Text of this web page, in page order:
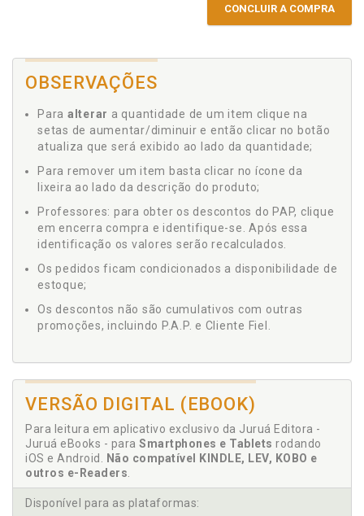
CONCLUIR A COMPRA
OBSERVAÇÕES
Para alterar a quantidade de um item clique na
setas de aumentar/diminuir e então clicar no botão
atualiza que será exibido ao lado da quantidade;
Para remover um item basta clicar no ícone da
lixeira ao lado da descrição do produto;
Professores: para obter os descontos do PAP, clique
em encerra compra e identifique-se. Após essa
identificação os valores serão recalculados.
Os pedidos ficam condicionados a disponibilidade de
estoque;
Os descontos não são cumulativos com outras
promoções, incluindo P.A.P. e Cliente Fiel.
VERSÃO DIGITAL (EBOOK)
Para leitura em aplicativo exclusivo da Juruá Editora -
Juruá eBooks - para Smartphones e Tablets rodando
iOS e Android.
Não compatível KINDLE, LEV, KOBO e
outros e-Readers
Disponível para as plataformas: